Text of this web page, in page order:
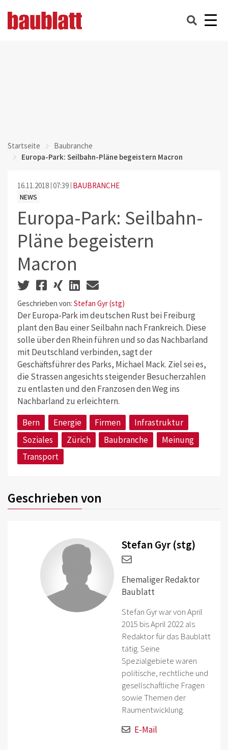
Startseite
Baubranche
Europa-Park: Seilbahn-Pläne begeistern Macron
16.11.2018 07:39 BAUBRANCHE
NEWS
Europa-Park: Seilbahn-
Pläne begeistern
Macron
Geschrieben von: Stefan Gyr (stg)
Der Europa-Park im deutschen Rust bei Freiburg
plant den Bau einer Seilbahn nach Frankreich. Diese
solle über den Rhein führen und so das Nachbarland
mit Deutschland verbinden, sagt der
Geschäftsführer des Parks, Michael Mack. Ziel sei es,
die Strassen angesichts steigender Besucherzahlen
zu entlasten und den Franzosen den Weg ins
Nachbarland zu erleichtern.
Bern
Energie Firmen
Infrastruktur
Soziales
Zürich Baubranche
Meinung
Transport
Geschrieben von
Stefan Gyr (stg)
Ehemaliger Redaktor
Baublatt
Stefan Gyr war von April
2015 bis April 2022 als
Redaktor für das Baublatt
tätig. Seine
Spezialgebiete waren
politische, rechtliche und
gesellschaftliche Fragen
sowie Themen der
Raumentwicklung.
E-Mail